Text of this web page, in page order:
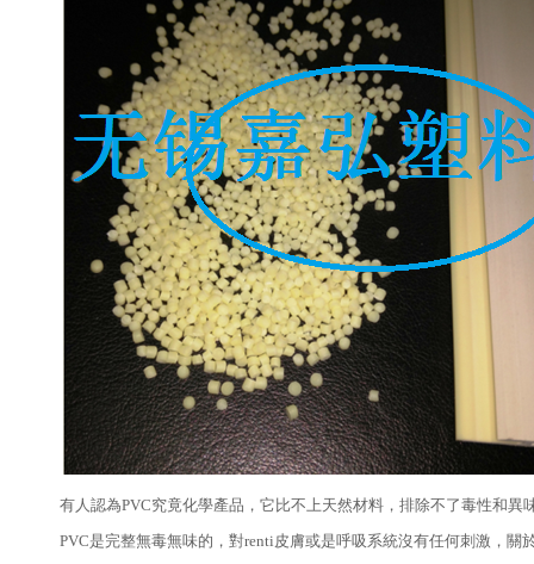
有人認為PVC究竟化學產品，它比不上天然材料，排除不了毒性和
PVC是完整無毒無味的，對renti皮膚或是呼吸系統沒有任何刺激，